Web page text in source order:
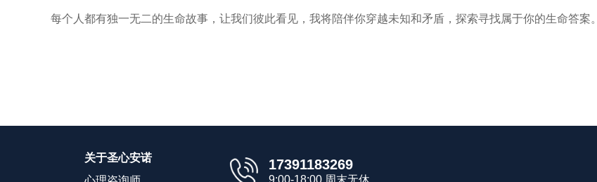
每个人都有独一无二的生命故事，让我们彼此看见，我将陪伴你穿越未知和矛盾，探索寻找属于你的生命答案。
关于圣心安诺
17391183269
9:00-18:00 周末无休